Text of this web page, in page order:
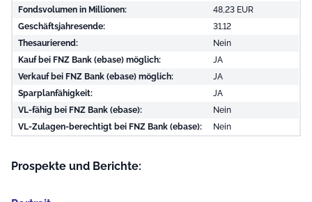
Fondsvolumen in Millionen:
48,23 EUR
Geschäftsjahresende:
31.12
Thesaurierend:
Nein
Kauf bei FNZ Bank (ebase) möglich:
JA
Verkauf bei FNZ Bank (ebase) möglich:
JA
Sparplanfähigkeit:
JA
VL-fähig bei FNZ Bank (ebase):
Nein
VL-Zulagen-berechtigt bei FNZ Bank (ebase):
Nein
Prospekte und Berichte: